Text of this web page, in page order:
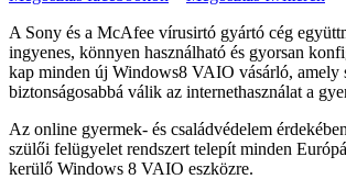
A Sony és a McAfee vírusirtó gyártó cég
ingyenes, könnyen használható és gyorsan
kap minden új Windows8 VAIO vásárló, amely
biztonságosabbá válik az internethasználat a
Az online gyermek- és családvédelem
szülői felügyelet rendszert telepít minden
kerülő Windows 8 VAIO eszközre.